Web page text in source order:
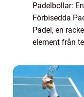
Padelbollar:
Förbisedda
Padel, en
element från
av de
padel b...